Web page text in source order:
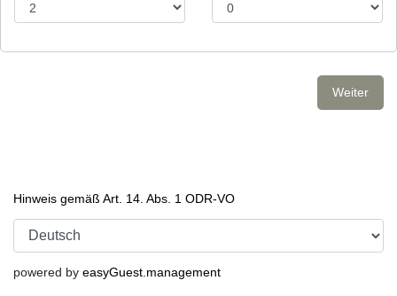
Weiter
Hinweis gemäß Art. 14. Abs. 1 ODR-VO
powered by easyGuest.management